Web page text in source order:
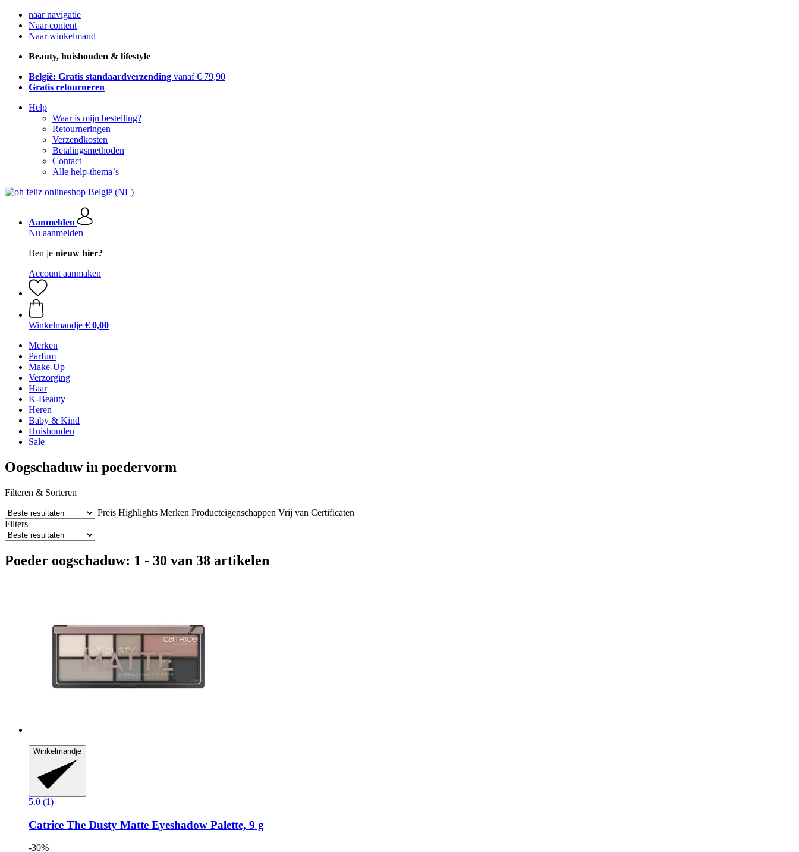
naar navigatie
Naar content
Naar winkelmand
Beauty, huishouden & lifestyle
België: Gratis standaardverzending vanaf € 79,90
Gratis retourneren
Help
Waar is mijn bestelling?
Retourneringen
Verzendkosten
Betalingsmethoden
Contact
Alle help-thema`s
Aanmelden
Nu aanmelden
Ben je nieuw hier?
Account aanmaken
Winkelmandje € 0,00
Merken
Parfum
Make-Up
Verzorging
Haar
K-Beauty
Heren
Baby & Kind
Huishouden
Sale
Oogschaduw in poedervorm
Filteren & Sorteren
Preis Highlights Merken Producteigenschappen Vrij van Certificaten
Filters
Poeder oogschaduw: 1 - 30 van 38 artikelen
Winkelmandje
5.0 (1)
Catrice The Dusty Matte Eyeshadow Palette, 9 g
-30%